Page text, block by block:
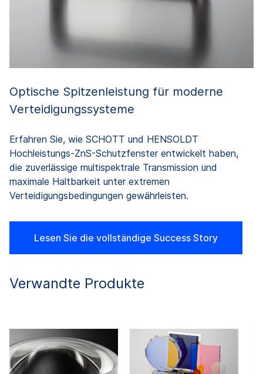
Optische Spitzenleistung für moderne
Verteidigungssysteme
Erfahren Sie, wie SCHOTT und HENSOLDT
Hochleistungs-ZnS-Schutzfenster entwickelt haben,
die zuverlässige multispektrale Transmission und
maximale Haltbarkeit unter extremen
Verteidigungsbedingungen gewährleisten.
Lesen Sie die vollständige Success Story
Verwandte Produkte